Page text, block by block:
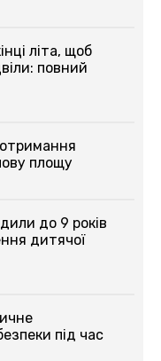
літа, щоб
повний
площу
до 9 років
дитячої
під час